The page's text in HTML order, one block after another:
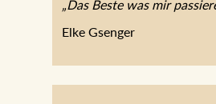
„Das Beste was mir
Elke Gsenger